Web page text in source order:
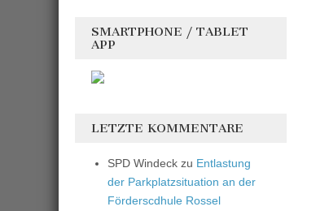
SMARTPHONE / TABLET
APP
LETZTE KOMMENTARE
SPD Windeck zu Entlastung
der Parkplatzsituation an der
Förderscdhule Rossel